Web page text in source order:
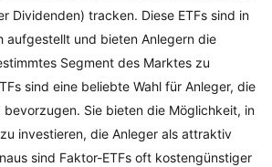
Dividenden) tracken. Diese ETFs sind in
aufgestellt und bieten Anlegern die
Segment des Marktes zu
sind eine beliebte Wahl für Anleger, die
Sie bieten die Möglichkeit, in
investieren, die Anleger als attraktiv
sind Faktor-ETFs oft kostengünstiger